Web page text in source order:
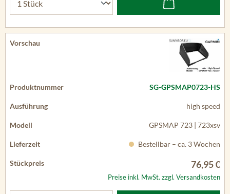
SG-GPSMAP0723-HS
high speed
GPSMAP 723 | 723xsv
Bestellbar – ca. 3 Wochen
76,95 €
Preise inkl. MwSt. zzgl. Versandkosten